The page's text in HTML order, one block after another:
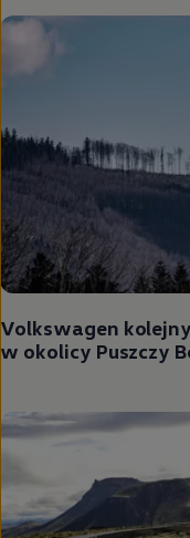
Volkswagen
w okolicy Puszczy